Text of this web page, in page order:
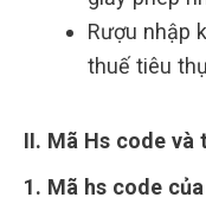
Rượu nhập
thuế tiêu
II. Mã Hs code và
1. Mã hs code